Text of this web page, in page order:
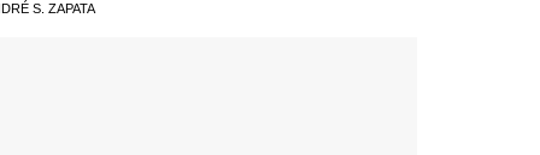
S. ZAPATA